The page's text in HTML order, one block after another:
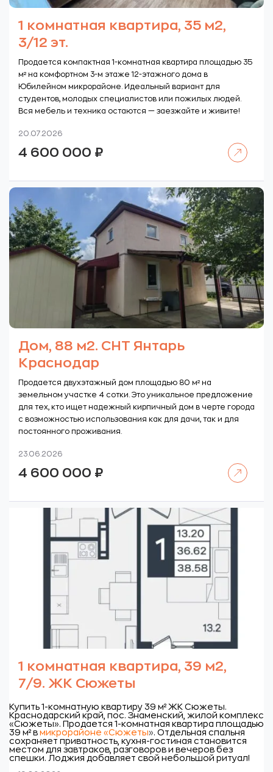
1 комнатная квартира, 35 м2,
3/12 эт.
Продается компактная 1-комнатная квартира площадью 35
м² на комфортном 3-м этаже 12-этажного дома в
Юбилейном микрорайоне. Идеальный вариант для
студентов, молодых специалистов или пожилых людей.
Вся мебель и техника остаются — заезжайте и живите!
20.07.2026
4 600 000 ₽
Дом, 88 м2. СНТ Янтарь
Краснодар
Продается двухэтажный дом площадью 80 м² на
земельном участке 4 сотки. Это уникальное предложение
для тех, кто ищет надежный кирпичный дом в черте города
с возможностью использования как для дачи, так и для
постоянного проживания.
23.06.2026
4 600 000 ₽
1 комнатная квартира, 39 м2,
7/9. ЖК Сюжеты
Купить 1-комнатную квартиру 39 м² ЖК Сюжеты.
Краснодарский край, пос. Знаменский, жилой комплекс
«Сюжеты». Продается 1-комнатная квартира площадью
39 м² в микрорайоне «Сюжеты». Отдельная спальня
сохраняет приватность, кухня-гостиная становится
местом для завтраков, разговоров и вечеров без
спешки. Лоджия добавляет свой небольшой ритуал!